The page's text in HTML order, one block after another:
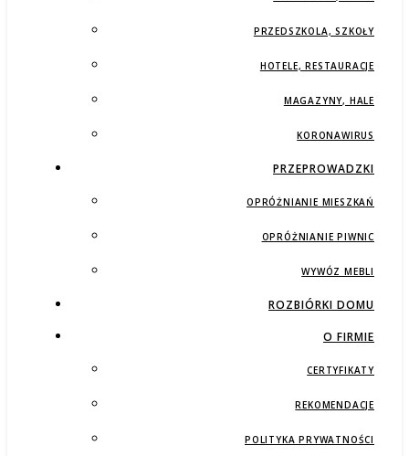
PRZEDSZKOLA, SZKOŁY
HOTELE, RESTAURACJE
MAGAZYNY, HALE
KORONAWIRUS
PRZEPROWADZKI
OPRÓŻNIANIE MIESZKAŃ
OPRÓŻNIANIE PIWNIC
WYWÓZ MEBLI
ROZBIÓRKI DOMU
O FIRMIE
CERTYFIKATY
REKOMENDACJE
POLITYKA PRYWATNOŚCI